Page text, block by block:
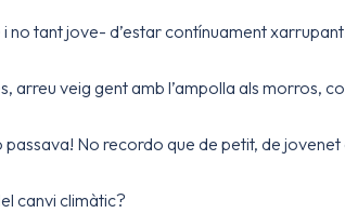
no tant jove- d’estar contínuament
arreu veig gent amb l’ampolla als morros,
No recordo que de petit, de
canvi climàtic?